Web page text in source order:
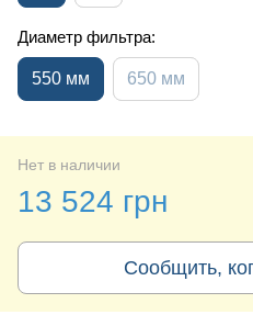
Диаметр фильтра:
550 мм 650 мм
Нет в наличии
13 524 грн
Сообщить,